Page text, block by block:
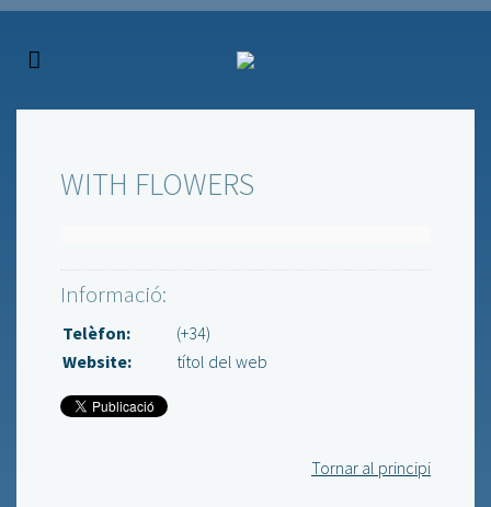
WITH FLOWERS
Informació:
Telèfon:
(+34)
Website:
títol del web
Tornar al principi